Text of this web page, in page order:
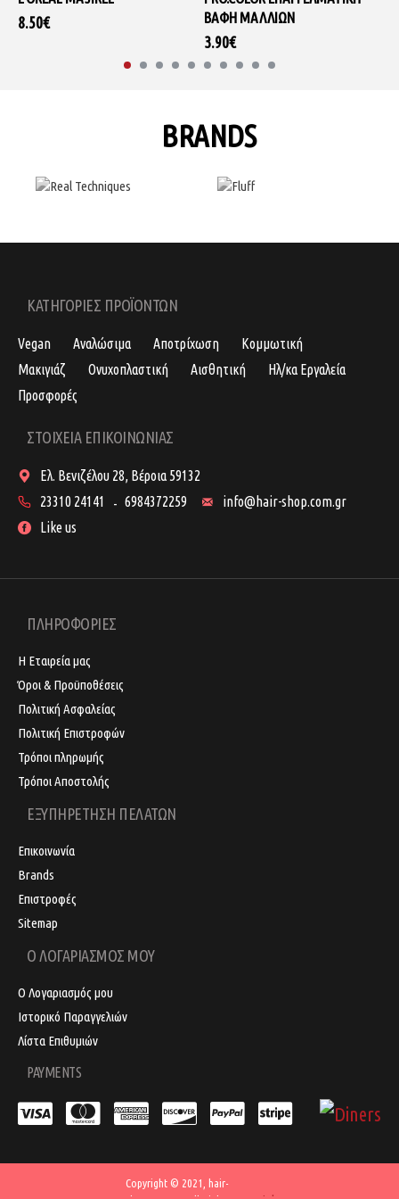
8.50€
ΒΑΦΉ ΜΑΛΛΙΏΝ
3.90€
BRANDS
ΚΑΤΗΓΟΡΙΕΣ ΠΡΟΪΟΝΤΩΝ
Vegan Αναλώσιμα Αποτρίχωση
Κομμωτική
Μακιγιάζ
Ονυχοπλαστική Αισθητική
Ηλ/κα Εργαλεία
Προσφορές
ΣΤΟΙΧΕΙΑ ΕΠΙΚΟΙΝΩΝΙΑΣ
Ελ. Βενιζέλου 28, Βέροια 59132
23310 24141
- 6984372259
info@hair-shop.com.gr
Like us
ΠΛΗΡΟΦΟΡΙΕΣ
Η Εταιρεία μας
Όροι & Προϋποθέσεις
Πολιτική Ασφαλείας
Πολιτική Επιστροφών
Τρόποι πληρωμής
Τρόποι Αποστολής
ΕΞΥΠΗΡΕΤΗΣΗ ΠΕΛΑΤΩΝ
Επικοινωνία
Brands
Επιστροφές
Sitemap
Ο ΛΟΓΑΡΙΑΣΜΟΣ ΜΟΥ
Ο Λογαριασμός μου
Ιστορικό Παραγγελιών
Λίστα Επιθυμιών
PAYMENTS
Copyright © 2021, hair-